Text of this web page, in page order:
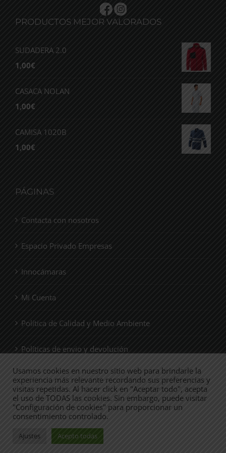
PRODUCTOS MEJOR VALORADOS
SUDADERA 2.0
1,00€
CASACA NOLAN
1,00€
CAMISA 1020B
1,00€
PÁGINAS
Contacta con nosotros
Espacio Privado Empresas
Innocámaras
Mi Cuenta
Política de Calidad y Medio Ambiente
Políticas de envio y devolución
Quienes Somos
Tienda
Usamos cookies en nuestro sitio web para brindarle la
experiencia más relevante recordando sus preferencias y
visitas repetidas. Al hacer click en "Aceptar todo", acepta
el uso de TODAS las cookies. Sin embargo, puede visitar
"Configuración de cookies" para proporcionar un
consentimiento controlado.
Ajustes Acepto todas